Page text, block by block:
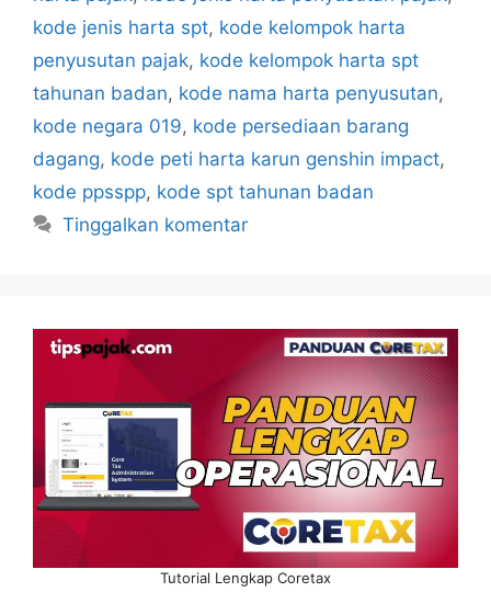
kode jenis harta spt, kode kelompok harta
penyusutan pajak, kode kelompok harta spt
tahunan badan, kode nama harta penyusutan,
kode negara 019, kode persediaan barang
dagang, kode peti harta karun genshin impact,
kode ppsspp, kode spt tahunan badan
Tinggalkan komentar
Tutorial Lengkap Coretax